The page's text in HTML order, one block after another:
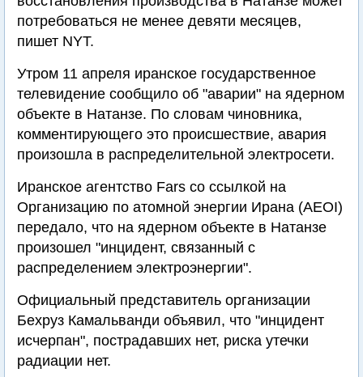
потребоваться не менее девяти месяцев,
пишет NYT.
Утром 11 апреля иранское государственное
телевидение сообщило об "аварии" на ядерном
объекте в Натанзе. По словам чиновника,
комментирующего это происшествие, авария
произошла в распределительной электросети.
Иранское агентство Fars со ссылкой на
Организацию по атомной энергии Ирана (AEOI)
передало, что на ядерном объекте в Натанзе
произошел "инцидент, связанный с
распределением электроэнергии".
Официальный представитель организации
Бехруз Камальванди объявил, что "инцидент
исчерпан", пострадавших нет, риска утечки
радиации нет.